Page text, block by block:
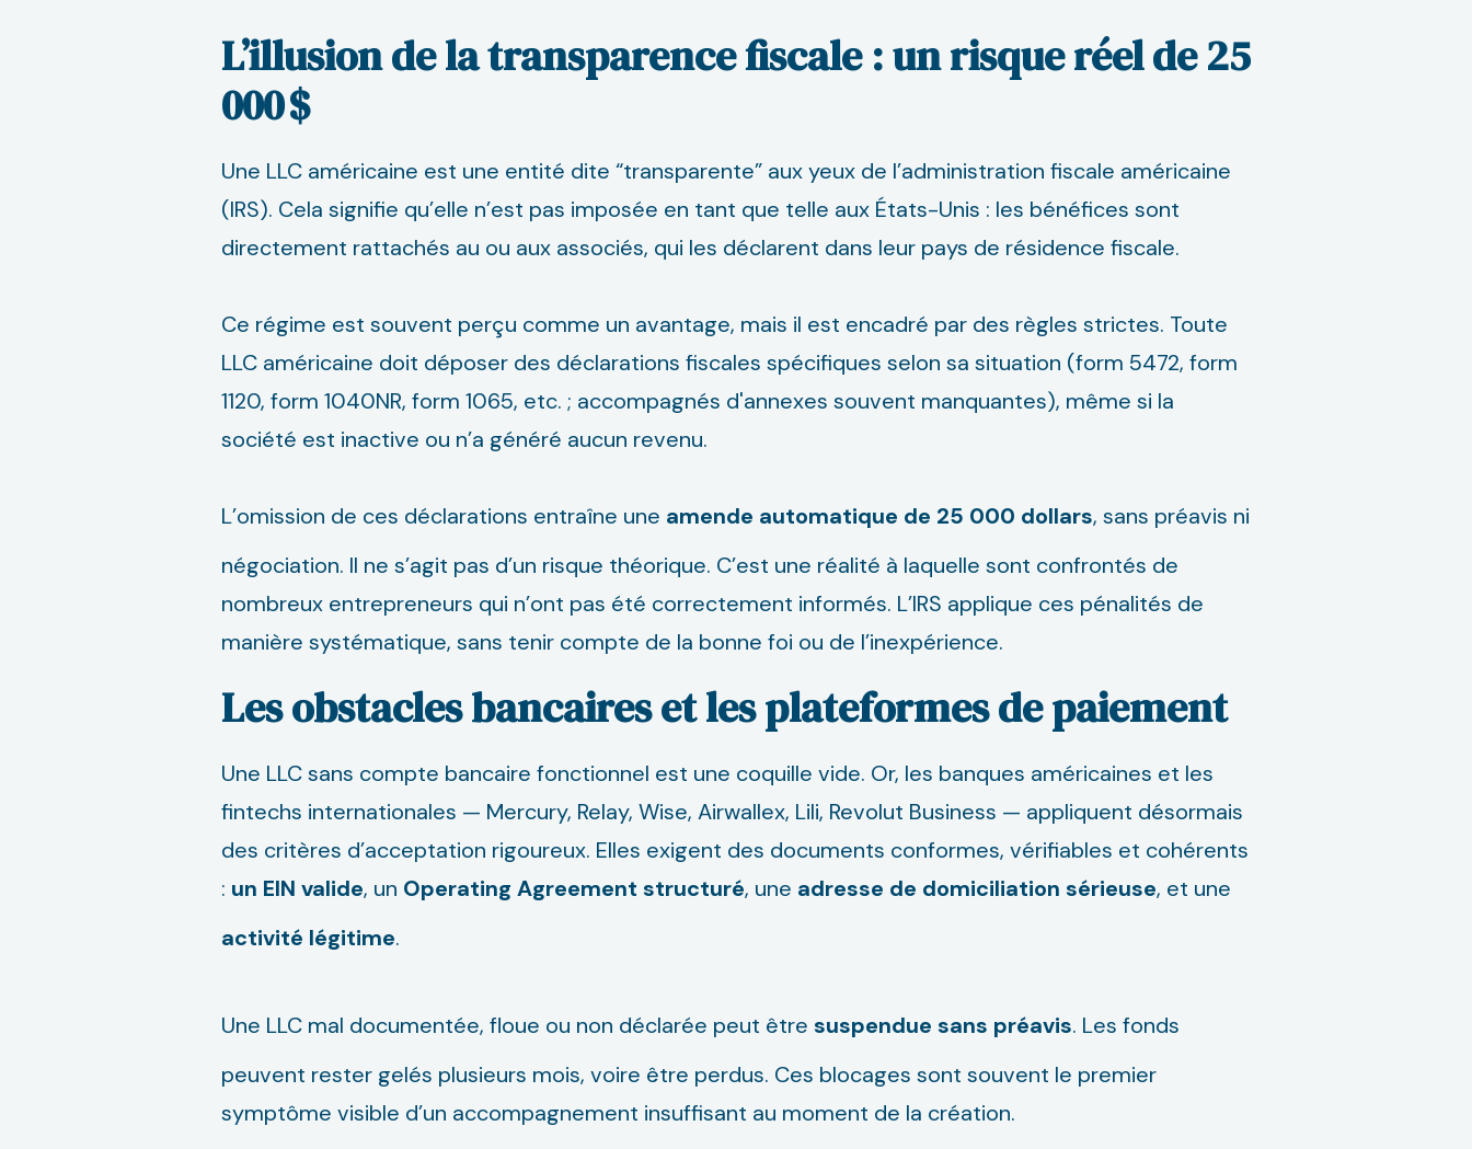
L’illusion de la transparence fiscale : un risque réel de 25
000 $
Une LLC américaine est une entité dite “transparente” aux yeux de l’administration fiscale américaine
(IRS). Cela signifie qu’elle n’est pas imposée en tant que telle aux États-Unis : les bénéfices sont
directement rattachés au ou aux associés, qui les déclarent dans leur pays de résidence fiscale.
Ce régime est souvent perçu comme un avantage, mais il est encadré par des règles strictes. Toute
LLC américaine doit déposer des déclarations fiscales spécifiques selon sa situation (form 5472, form
1120, form 1040NR, form 1065, etc. ; accompagnés d'annexes souvent manquantes), même si la
société est inactive ou n’a généré aucun revenu.
L’omission de ces déclarations entraîne une amende automatique de 25 000 dollars, sans préavis ni
négociation. Il ne s’agit pas d’un risque théorique. C’est une réalité à laquelle sont confrontés de
nombreux entrepreneurs qui n’ont pas été correctement informés. L’IRS applique ces pénalités de
manière systématique, sans tenir compte de la bonne foi ou de l’inexpérience.
Les obstacles bancaires et les plateformes de paiement
Une LLC sans compte bancaire fonctionnel est une coquille vide. Or, les banques américaines et les
fintechs internationales — Mercury, Relay, Wise, Airwallex, Lili, Revolut Business — appliquent désormais
des critères d’acceptation rigoureux. Elles exigent des documents conformes, vérifiables et cohérents
: un EIN valide, un Operating Agreement structuré, une adresse de domiciliation sérieuse, et une
activité légitime.
Une LLC mal documentée, floue ou non déclarée peut être suspendue sans préavis. Les fonds
peuvent rester gelés plusieurs mois, voire être perdus. Ces blocages sont souvent le premier
symptôme visible d’un accompagnement insuffisant au moment de la création.